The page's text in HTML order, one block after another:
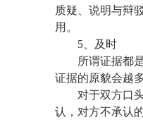
质疑、说明与辩
用。
5 、及时
所谓证据都
证据的原貌会越
对于双方口
认，对方不承认